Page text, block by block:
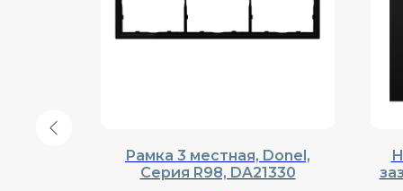
Рамка 3 местная, Donel,
Cерия R98, DA21330